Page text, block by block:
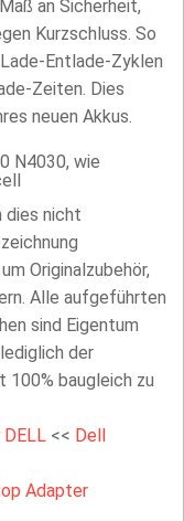
an Sicherheit,
Kurzschluss. So
Entlade-Zyklen
Zeiten. Dies
neuen Akkus.
N4030, wie
dies nicht
Originalzubehör,
Alle aufgeführten
sind Eigentum
der
100% baugleich zu
<< Dell
Adapter